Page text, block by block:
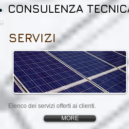
CONSULENZA
SERVIZI
Elenco dei servizi offerti ai clienti.
MORE